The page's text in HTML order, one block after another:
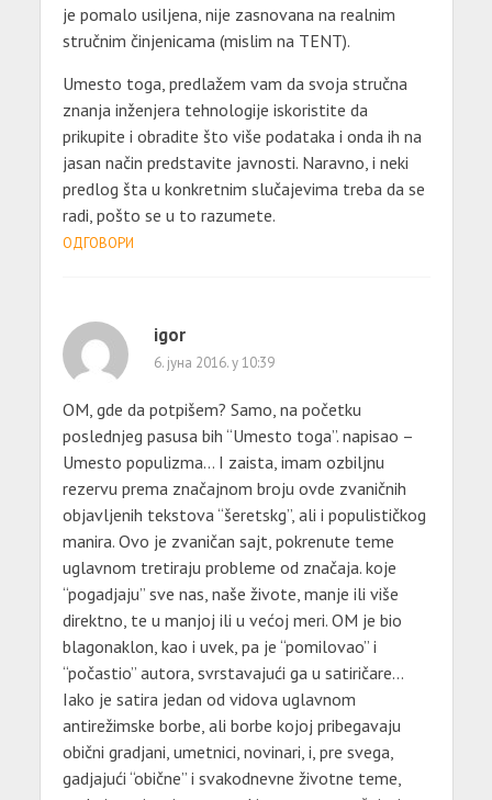
je pomalo usiljena, nije zasnovana na realnim
stručnim činjenicama (mislim na TENT).
Umesto toga, predlažem vam da svoja stručna
znanja inženjera tehnologije iskoristite da
prikupite i obradite što više podataka i onda ih na
jasan način predstavite javnosti. Naravno, i neki
predlog šta u konkretnim slučajevima treba da se
radi, pošto se u to razumete.
ОДГОВОРИ
igor
6. јуна 2016. у 10:39
OM, gde da potpišem? Samo, na početku
poslednjeg pasusa bih “Umesto toga”. napisao –
Umesto populizma… I zaista, imam ozbiljnu
rezervu prema značajnom broju ovde zvaničnih
objavljenih tekstova “šeretskg”, ali i populističkog
manira. Ovo je zvaničan sajt, pokrenute teme
uglavnom tretiraju probleme od značaja. koje
“pogadjaju” sve nas, naše živote, manje ili više
direktno, te u manjoj ili u većoj meri. OM je bio
blagonaklon, kao i uvek, pa je “pomilovao” i
“počastio” autora, svrstavajući ga u satiričare…
Iako je satira jedan od vidova uglavnom
antirežimske borbe, ali borbe kojoj pribegavaju
obični gradjani, umetnici, novinari, i, pre svega,
gadjajući “obične” i svakodnevne životne teme,